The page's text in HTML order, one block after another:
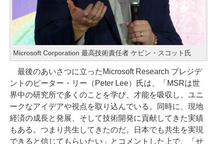
Microsoft Corporation 最高技術責任者 ケビン・スコット氏
最後のあいさつに立ったMicrosoft Research プレジデ
ントのピーター・リー（Peter Lee）氏は、「MSRは世
界中の研究所で多くのことを学び、才能を吸収し、ユニ
ークなアイデアや視点を取り込んでいる。同時に、現地
経済の成長と発展、そして技術開発に貢献してきた実績
もある。つまり共生してきたのだ。日本でも共生を実現
できると信じてもらいたい」とコメントした上で、「せ